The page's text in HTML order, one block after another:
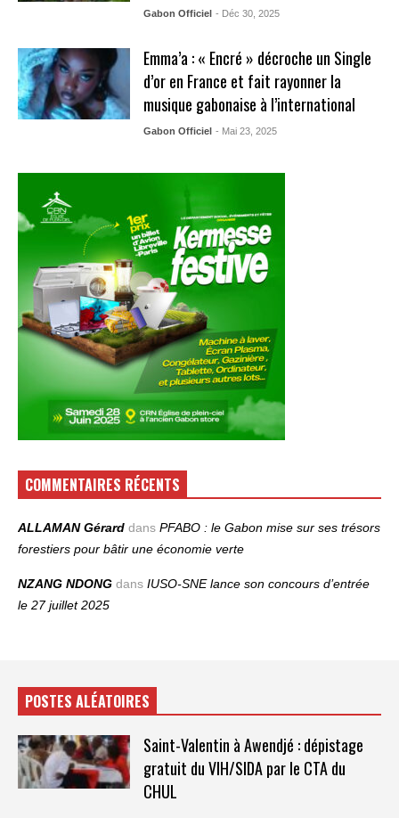
Gabon Officiel - Déc 30, 2025
Emma’a : « Encré » décroche un Single
d’or en France et fait rayonner la
musique gabonaise à l’international
Gabon Officiel - Mai 23, 2025
COMMENTAIRES RÉCENTS
ALLAMAN Gérard dans PFABO : le Gabon mise sur ses trésors
forestiers pour bâtir une économie verte
NZANG NDONG dans IUSO‑SNE lance son concours d’entrée
le 27 juillet 2025
POSTES ALÉATOIRES
Saint-Valentin à Awendjé : dépistage
gratuit du VIH/SIDA par le CTA du
CHUL